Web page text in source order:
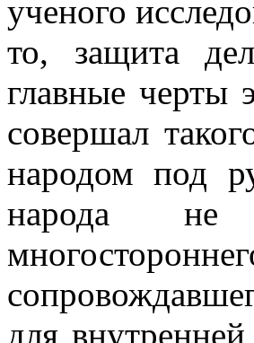
ученого
то, защита
главные черты
совершал
народом под
народа не
для